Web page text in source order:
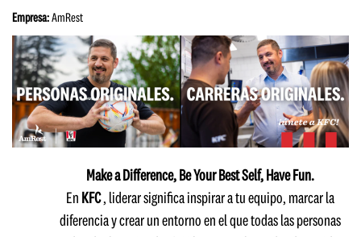
Empresa:AmRest
Make a Difference, Be Your Best Self, Have Fun.
En KFC, liderar significa inspirar a tu equipo, marcar la
diferencia y crear un entorno en el que todas las personas